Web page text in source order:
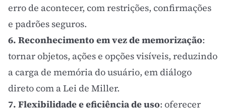
erro de acontecer, com restrições, confirmações
e padrões seguros.
6. Reconhecimento em vez de memorização:
tornar objetos, ações e opções visíveis, reduzindo
a carga de memória do usuário, em diálogo
direto com aLei de Miller.
7. Flexibilidade e eficiência de uso: oferecer